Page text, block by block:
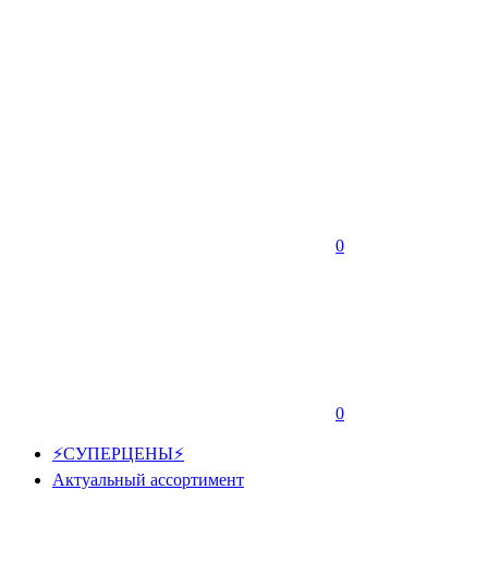
0
0
⚡СУПЕРЦЕНЫ⚡
Актуальный ассортимент